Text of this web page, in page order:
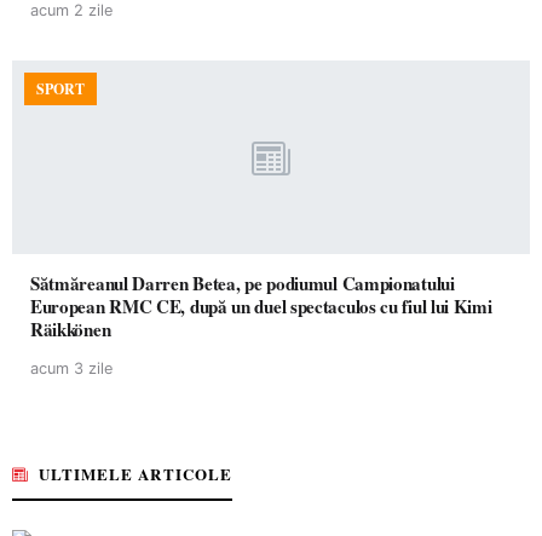
acum 2 zile
SPORT
Sătmăreanul Darren Betea, pe podiumul Campionatului
European RMC CE, după un duel spectaculos cu fiul lui Kimi
Räikkönen
acum 3 zile
ULTIMELE ARTICOLE